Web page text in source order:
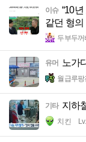
이슈 “10
같던 형
두부두꺼
유머 노가
월급루팡
기타 지하
치킨